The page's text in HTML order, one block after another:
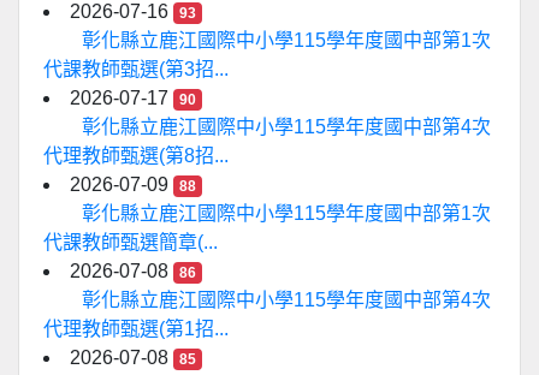
2026-07-16
93
彰化縣立鹿江國際中小學115學年度國中部第1次
代課教師甄選(第3招...
2026-07-17
90
彰化縣立鹿江國際中小學115學年度國中部第4次
代理教師甄選(第8招...
2026-07-09
88
彰化縣立鹿江國際中小學115學年度國中部第1次
代課教師甄選簡章(...
2026-07-08
86
彰化縣立鹿江國際中小學115學年度國中部第4次
代理教師甄選(第1招...
2026-07-08
85